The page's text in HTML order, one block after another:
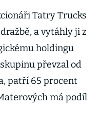
Tatry Trucks
a vytáhly ji z
holdingu
převzal od
patří 65 procent
má podíl